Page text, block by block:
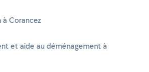
Corancez
et aide au déménagement à